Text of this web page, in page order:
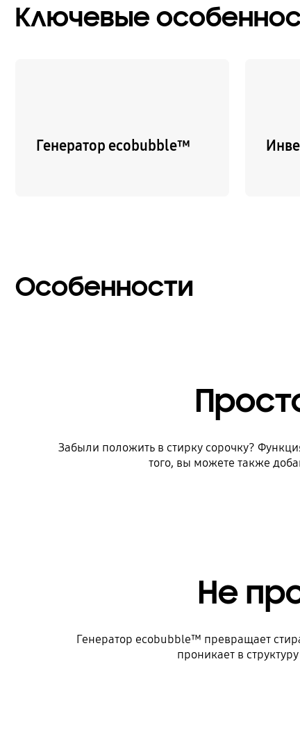
Ключевые
Генератор ecobubble™
Особенности
Забыли положить в стирку сорочку?
того, вы можете также
Не
Генератор ecobubble™ превращает
проникает в